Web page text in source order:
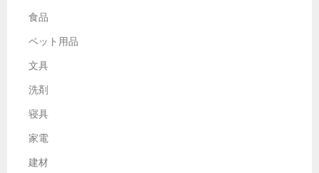
食品
ペット用品
文具
洗剤
寝具
家電
建材